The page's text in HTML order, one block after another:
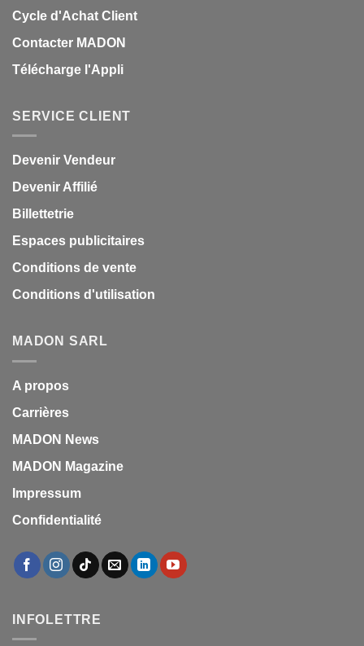
Cycle d'Achat Client
Contacter MADON
Télécharge l'Appli
SERVICE CLIENT
Devenir Vendeur
Devenir Affilié
Billettetrie
Espaces publicitaires
Conditions de vente
Conditions d'utilisation
MADON SARL
A propos
Carrières
MADON News
MADON Magazine
Impressum
Confidentialité
INFOLETTRE